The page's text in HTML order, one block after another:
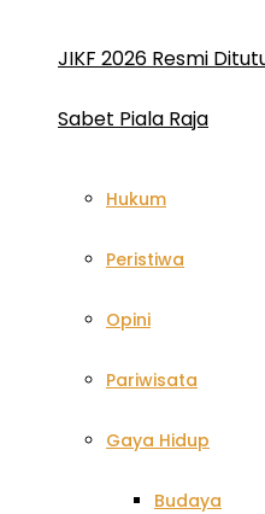
JIKF 2026 Resmi
Sabet Piala Raja
Hukum
Peristiwa
Opini
Pariwisata
Gaya Hidup
Budaya